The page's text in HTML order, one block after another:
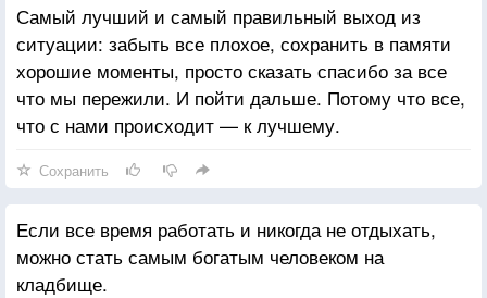
Самый лучший и самый правильный выход из
ситуации: забыть все плохое, сохранить в памяти
хорошие моменты, просто сказать спасибо за все
что мы пережили. И пойти дальше. Потому что все,
что с нами происходит — к лучшему.
Сохранить
Если все время работать и никогда не отдыхать,
можно стать самым богатым человеком на
кладбище.